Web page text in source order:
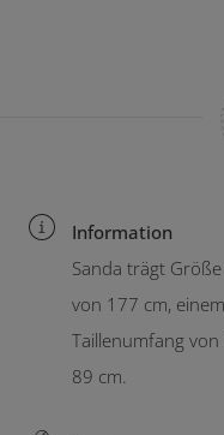
Information
Sanda trägt
von 177 cm,
Taillenumfang
89 cm.